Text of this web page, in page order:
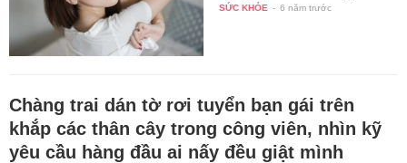
SỨC KHỎE - 6 năm trước
Chàng trai dán tờ rơi tuyển bạn gái trên
khắp các thân cây trong công viên, nhìn kỹ
yêu cầu hàng đầu ai nấy đều giật mình